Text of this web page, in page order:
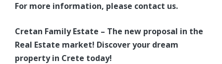
For more information, please contact us.
Cretan Family Estate – The new proposal in the
Real Estate market! Discover your dream
property in Crete today!